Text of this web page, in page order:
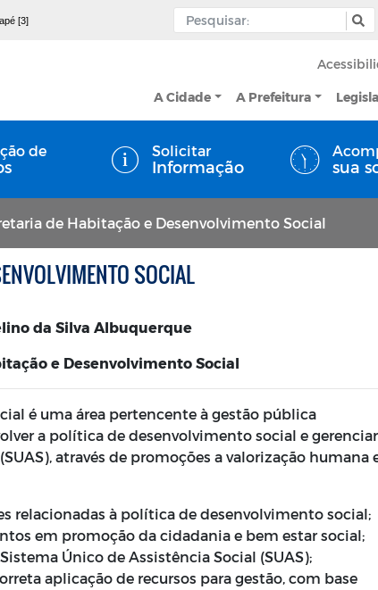
[3]
A Cidade A Prefeitura
de Solicitar
Informação sua
de Habitação e Desenvolvimento Social
SOCIAL
da Silva Albuquerque
e Desenvolvimento Social
é uma área pertencente à gestão pública
a política de desenvolvimento social e gerenciar
através de promoções a valorização humana
relacionadas à política de desenvolvimento social;
em promoção da cidadania e bem estar social;
Único de Assistência Social (SUAS);
aplicação de recursos para gestão, com base